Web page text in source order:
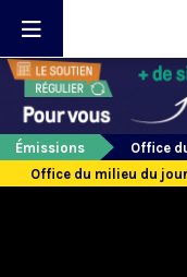
Émissions
Office
Office du milieu du